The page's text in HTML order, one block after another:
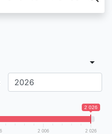
2 026
2 006 2 026